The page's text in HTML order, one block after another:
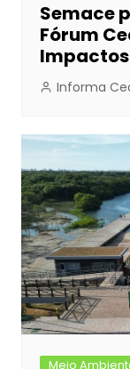
Semace
Fórum
Informa
Meio